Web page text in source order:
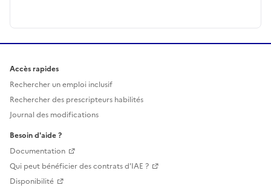
Accès rapides
Rechercher un emploi inclusif
Rechercher des prescripteurs habilités
Journal des modifications
Besoin d'aide ?
Documentation
Qui peut bénéficier des contrats d'IAE ?
Disponibilité